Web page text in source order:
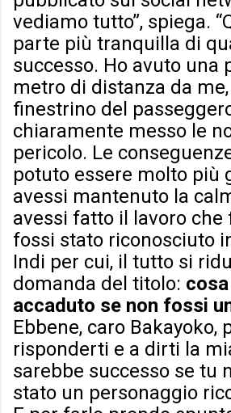
vediamo tutto”, spiega.
parte più tranquilla di
successo. Ho avuto una
metro di distanza da
finestrino del
chiaramente messo le
pericolo. Le
potuto essere molto più
avessi mantenuto la
avessi fatto il lavoro che
fossi stato riconosciuto
Indi per cui, il tutto si
domanda del titolo:
accaduto se non fossi
Ebbene, caro Bakayoko,
risponderti e a dirti la
sarebbe successo se tu
stato un personaggio